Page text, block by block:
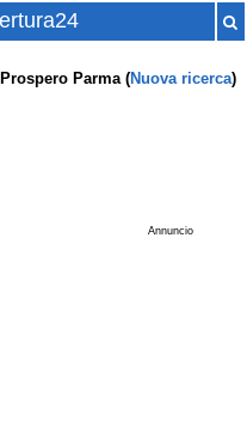
Parma (Nuova ricerca)
Annuncio